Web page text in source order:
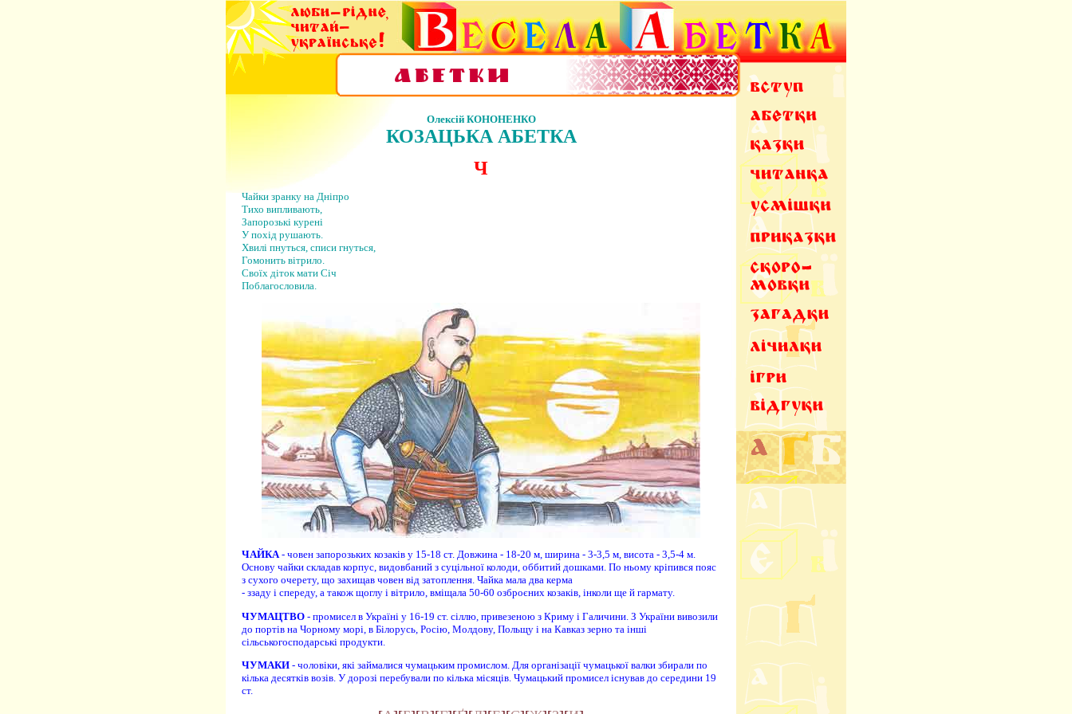
Олексій КОНОНЕНКO
КОЗАЦЬКА АБЕТКА
Ч
Чайки зранку на Дніпро
Тихо випливають,
Запорозькі курені
У похід рушають.
Хвилі пнуться, списи гнуться,
Гомонить вітрило.
Своїх діток мати Січ
Поблагословила.
ЧАЙКА- човен запорозьких козаків у 15-18 ст. Довжина - 18-20 м, ширина - 3-3,5 м, висота - 3,5-4 м.
Основу чайки складав корпус, видовбаний з суцільної колоди, оббитий дошками. По ньому кріпився пояс
з сухого очерету, що захищав човен від затоплення. Чайка мала два керма
- ззаду і спереду, а також щоглу і вітрило, вміщала 50-60 озброєних козаків, інколи ще й гармату.
ЧУМАЦТВО - промисел в Україні у 16-19 ст. сіллю, привезеною з Криму і Галичини. З України вивозили
до портів на Чорному морі, в Білорусь, Росію, Молдову, Польщу і на Кавказ зерно та інші
сільськогосподарські продукти.
ЧУМАКИ - чоловіки, які займалися чумацьким промислом. Для організації чумацької валки збирали по
кілька десятків возів. У дорозі перебували по кілька місяців. Чумацький промисел існував до середини 19
ст.